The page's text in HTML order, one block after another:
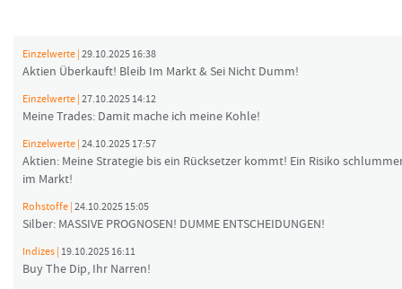
Einzelwerte | 29.10.2025 16:38
Aktien Überkauft! Bleib Im Markt & Sei Nicht Dumm!
Einzelwerte | 27.10.2025 14:12
Meine Trades: Damit mache ich meine Kohle!
Einzelwerte | 24.10.2025 17:57
Aktien: Meine Strategie bis ein Rücksetzer kommt! Ein Risiko
im Markt!
Rohstoffe | 24.10.2025 15:05
Silber: MASSIVE PROGNOSEN! DUMME ENTSCHEIDUNGEN!
Indizes | 19.10.2025 16:11
Buy The Dip, Ihr Narren!